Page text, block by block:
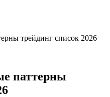
трейдинг список 2026
паттерны